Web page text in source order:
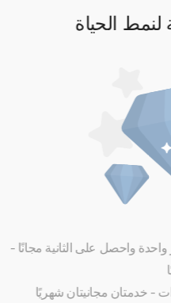
مزايا استثنائية
• فوكس سينما اشترِ واحدة
• خدمة صف السيارات -